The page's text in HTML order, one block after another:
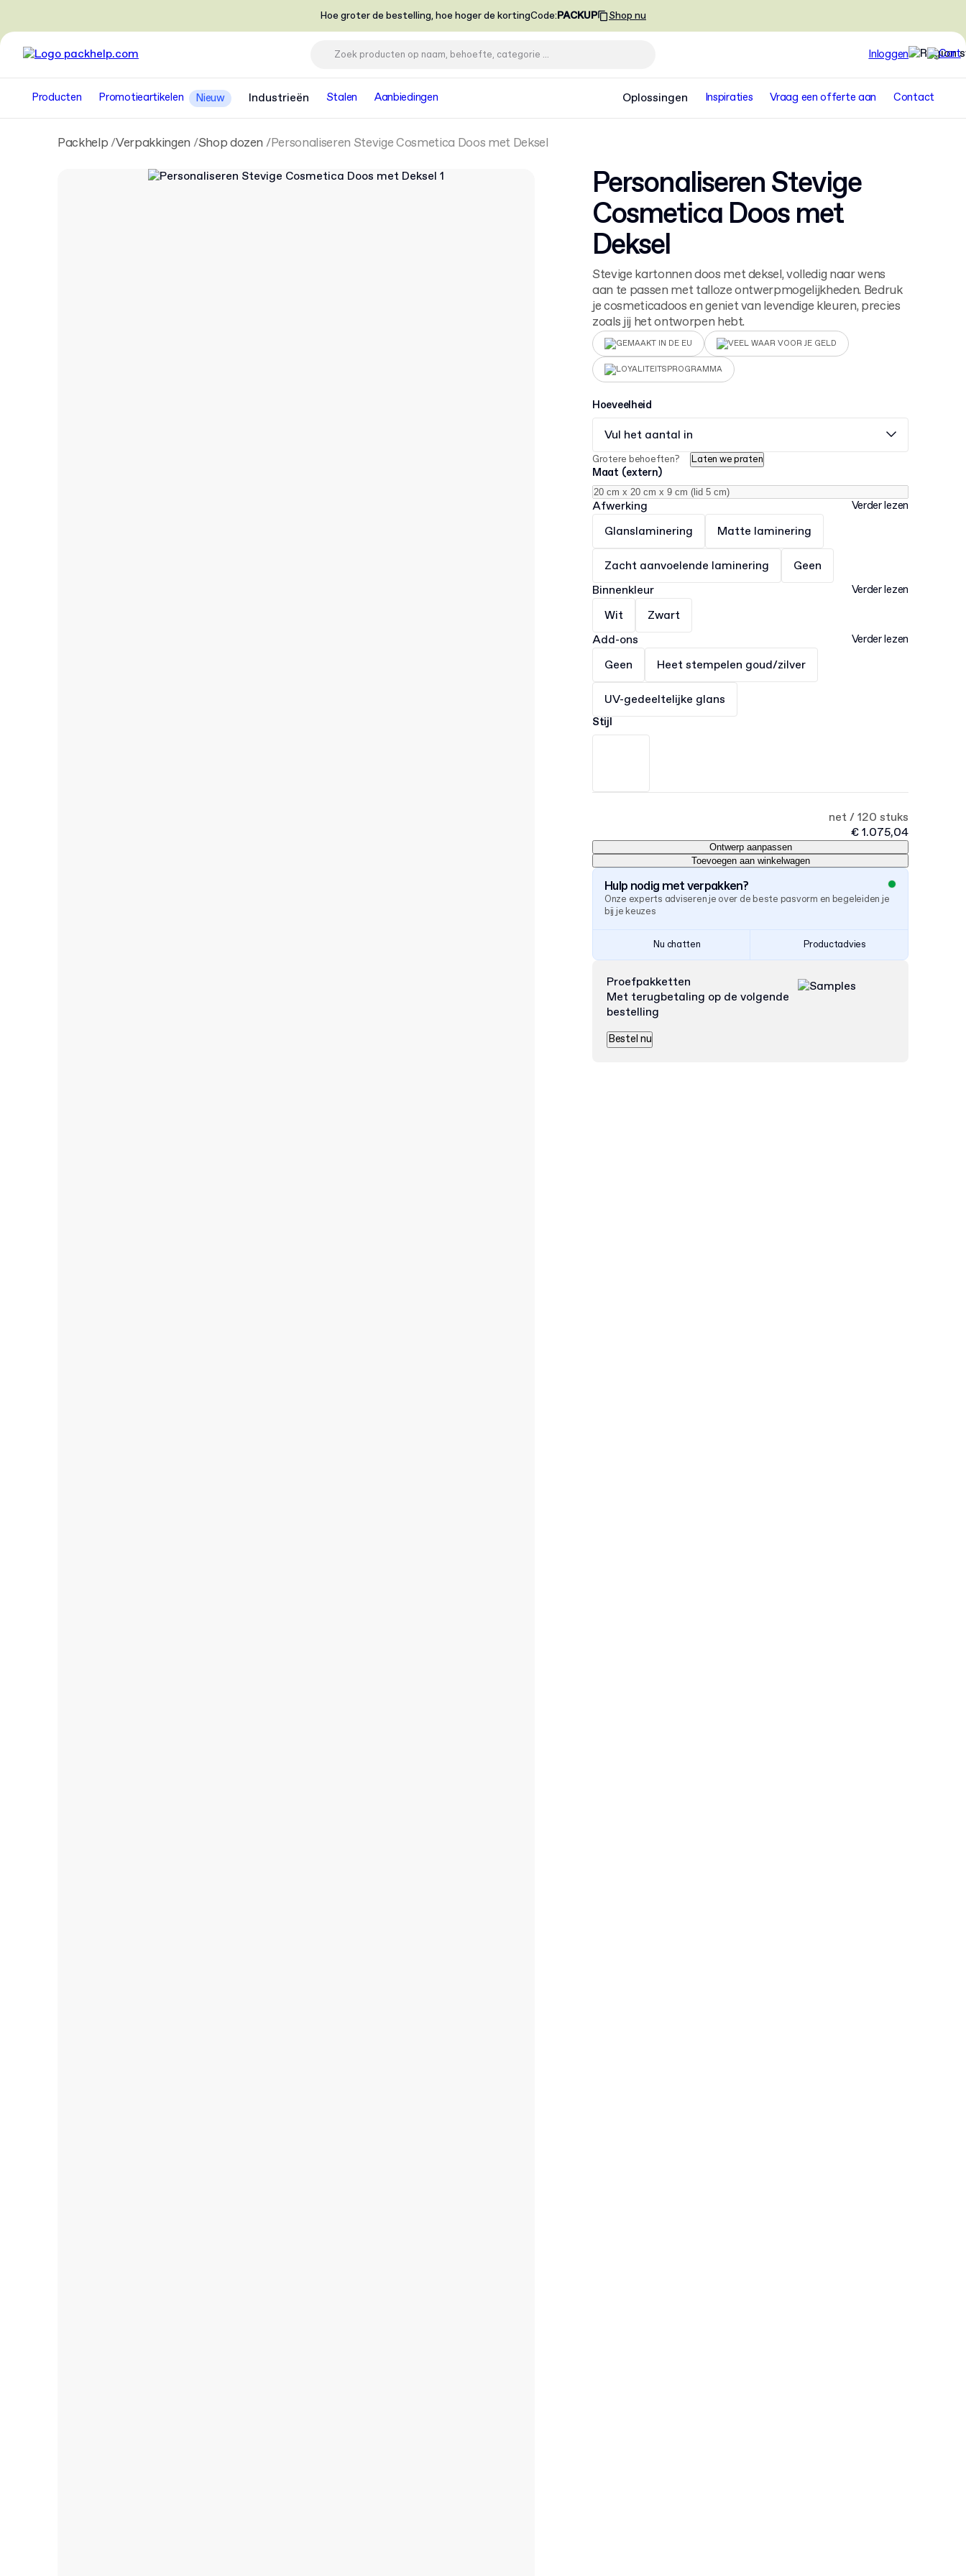
Hoe groter de bestelling, hoe hoger de kortingCode:PACKUP Shop nu
Inloggen
Producten Promotieartikelen Nieuw Industrieën Stalen Aanbiedingen Oplossingen Inspiraties Vraag een offerte aan Contact
Packhelp Verpakkingen Shop dozen Personaliseren Stevige Cosmetica Doos met Deksel
Personaliseren Stevige
Cosmetica Doos met
Deksel
Stevige kartonnen doos met deksel, volledig naar wens
aan te passen met talloze ontwerpmogelijkheden. Bedruk
je cosmeticadoos en geniet van levendige kleuren, precies
zoals jij het ontworpen hebt.
GEMAAKT IN DE EU VEEL WAAR VOOR JE GELD
LOYALITEITSPROGRAMMA
Hoeveelheid
Vul het aantal in
Grotere behoeften? Laten we praten
Maat (extern)
Afwerking Verder lezen
Glanslaminering Matte laminering
Zacht aanvoelende laminering
Geen
Binnenkleur
Verder lezen
Wit
Zwart
Add-ons
Verder lezen
Geen Heet stempelen goud/zilver
UV-gedeeltelijke glans
Stijl
net / 120 stuks
€ 1.075,04
Ontwerp aanpassen
Toevoegen aan winkelwagen
Hulp nodig met verpakken?
Onze experts adviseren je over de beste pasvorm en begeleiden je
bij je keuzes
Nu chatten Productadvies
Proefpakketten
Met terugbetaling op de volgende
bestelling
Bestel nu